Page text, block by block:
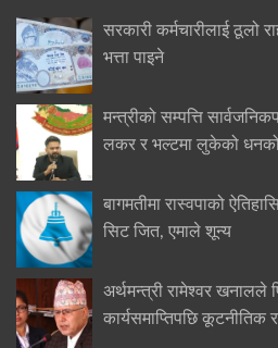
सरकारी कर्मचारीलाई ठूलो
भत्ता पाइने
मन्त्रीको सम्पत्ति
लकर र भल्टमा लुकेको
बागमतीमा रास्वपाको
सिट जित, एमाले शून्य
अर्थमन्त्री रामेश्वर खनालले
कार्यसमाप्तिपछि कूटनीतिक